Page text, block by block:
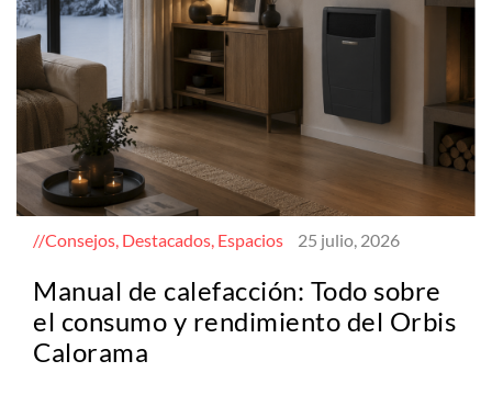
Consejos, Destacados, Espacios 25 julio, 2026
Manual de calefacción: Todo sobre
el consumo y rendimiento del Orbis
Calorama